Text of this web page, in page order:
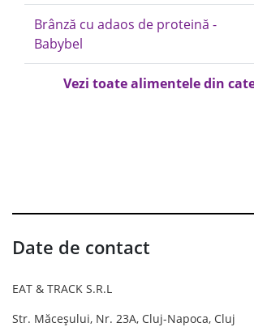
Brânză cu adaos de proteină -
Babybel
Vezi toate alimentele din
Date de contact
EAT & TRACK S.R.L
Str. Măceșului, Nr. 23A, Cluj-Napoca, Cluj